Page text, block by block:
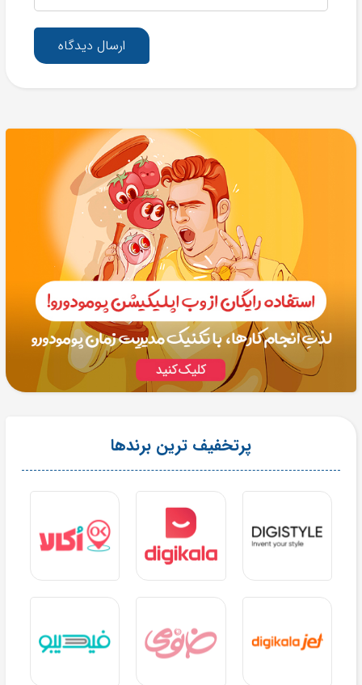
ارسال دیدگاه
پرتخفیف ترین برندها